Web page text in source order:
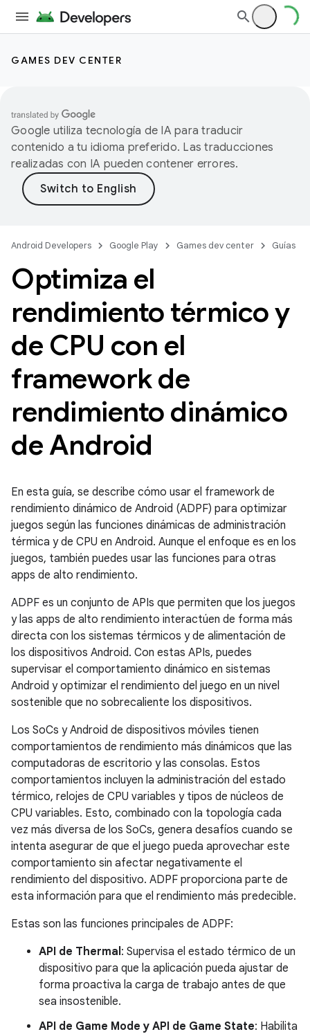
GAMES DEV CENTER
Google utiliza tecnología de IA para traducir
contenido a tu idioma preferido. Las traducciones
realizadas con IA pueden contener errores.
Android Developers Google Play Games dev center Guías
Optimiza el
rendimiento térmico y
de CPU con el
framework de
rendimiento dinámico
de Android
En esta guía, se describe cómo usar el framework de
rendimiento dinámico de Android (ADPF) para optimizar
juegos según las funciones dinámicas de administración
térmica y de CPU en Android. Aunque el enfoque es en los
juegos, también puedes usar las funciones para otras
apps de alto rendimiento.
ADPF es un conjunto de APIs que permiten que los juegos
y las apps de alto rendimiento interactúen de forma más
directa con los sistemas térmicos y de alimentación de
los dispositivos Android. Con estas APIs, puedes
supervisar el comportamiento dinámico en sistemas
Android y optimizar el rendimiento del juego en un nivel
sostenible que no sobrecaliente los dispositivos.
Los SoCs y Android de dispositivos móviles tienen
comportamientos de rendimiento más dinámicos que las
computadoras de escritorio y las consolas. Estos
comportamientos incluyen la administración del estado
térmico, relojes de CPU variables y tipos de núcleos de
CPU variables. Esto, combinado con la topología cada
vez más diversa de los SoCs, genera desafíos cuando se
intenta asegurar de que el juego pueda aprovechar este
comportamiento sin afectar negativamente el
rendimiento del dispositivo. ADPF proporciona parte de
esta información para que el rendimiento más predecible.
Estas son las funciones principales de ADPF:
API de Thermal: Supervisa el estado térmico de un
dispositivo para que la aplicación pueda ajustar de
forma proactiva la carga de trabajo antes de que
sea insostenible.
API de Game Mode y API de Game State: Habilita